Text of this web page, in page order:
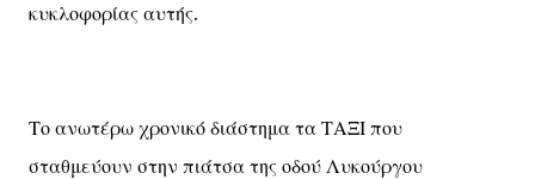
κυκλοφορίας αυτής.
Το ανωτέρω χρονικό διάστημα τα ΤΑΞΙ που
σταθμεύουν στην πιάτσα της οδού Λυκούργου